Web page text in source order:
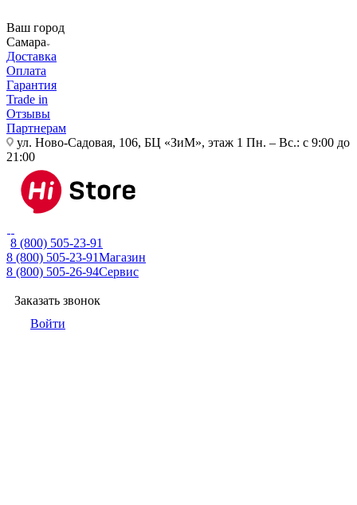
Ваш город
Самара
Доставка
Оплата
Гарантия
Trade in
Отзывы
Партнерам
ул. Ново-Садовая, 106, БЦ «ЗиМ», этаж 1 Пн. – Вс.: с 9:00 до
21:00
8 (800) 505-23-91
8 (800) 505-23-91Магазин
8 (800) 505-26-94Сервис
Заказать звонок
Войти